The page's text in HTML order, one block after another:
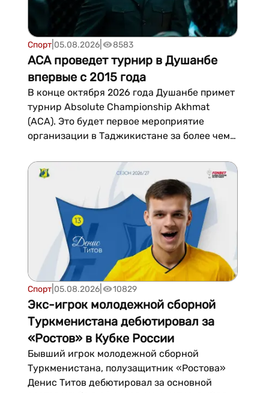
Спорт| 05.08.2026| 8583
ACA проведет турнир в Душанбе
впервые с 2015 года
В конце октября 2026 года Душанбе примет
турнир Absolute Championship Akhmat
(ACA). Это будет первое мероприятие
организации в Таджикистане за более чем
ст...
Спорт| 05.08.2026| 10829
Экс-игрок молодежной сборной
Туркменистана дебютировал за
«Ростов» в Кубке России
Бывший игрок молодежной сборной
Туркменистана, полузащитник «Ростова»
Денис Титов дебютировал за основной